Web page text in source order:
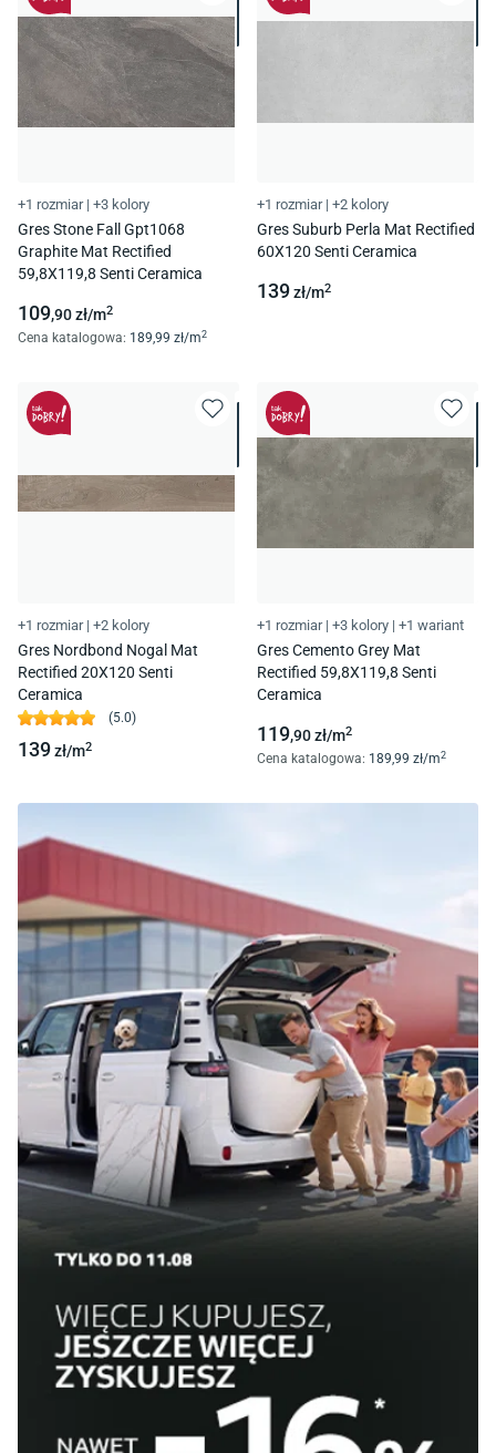
+1 rozmiar | +3 kolory
Gres Stone Fall Gpt1068
Graphite Mat Rectified
59,8X119,8 Senti Ceramica
109,90zł/m2
Cena katalogowa: 189,99 zł/m2
+1 rozmiar | +2 kolory
Gres Suburb Perla Mat Rectified
60X120 Senti Ceramica
139zł/m2
+1 rozmiar | +2 kolory
Gres Nordbond Nogal Mat
Rectified 20X120 Senti
Ceramica
(5.0)
139zł/m2
+1 rozmiar | +3 kolory | +1 wariant
Gres Cemento Grey Mat
Rectified 59,8X119,8 Senti
Ceramica
119,90zł/m2
Cena katalogowa: 189,99 zł/m2